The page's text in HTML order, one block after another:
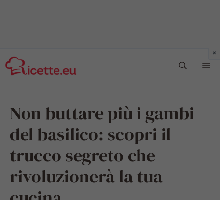
al
contenuto
Non buttare più i gambi
del basilico: scopri il
trucco segreto che
rivoluzionerà la tua